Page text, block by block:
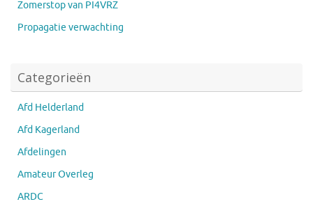
Zomerstop van PI4VRZ
Propagatie verwachting
Categorieën
Afd Helderland
Afd Kagerland
Afdelingen
Amateur Overleg
ARDC